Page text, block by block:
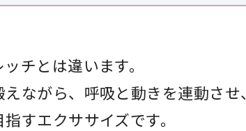
チとは違います。
えながら、呼吸と動きを連動させ、
指すエクササイズです。